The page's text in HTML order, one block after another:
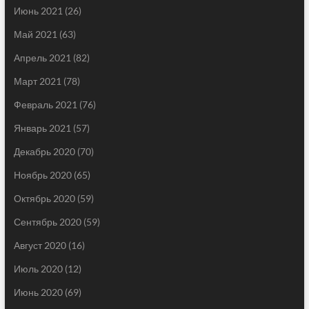
Июнь 2021 (26)
Май 2021 (63)
Апрель 2021 (82)
Март 2021 (78)
Февраль 2021 (76)
Январь 2021 (57)
Декабрь 2020(70)
Ноябрь 2020(65)
Октябрь 2020(59)
Сентябрь 2020(59)
Август 2020(16)
Июль 2020(12)
Июнь 2020(69)